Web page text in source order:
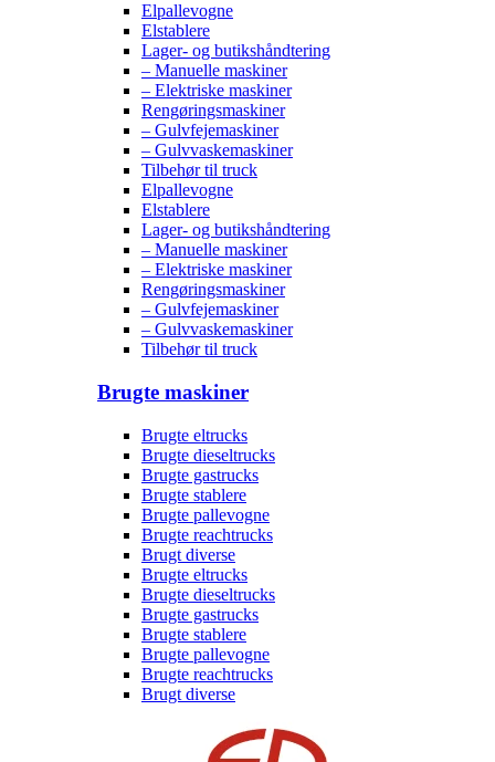
Elpallevogne
Elstablere
Lager- og butikshåndtering
– Manuelle maskiner
– Elektriske maskiner
Rengøringsmaskiner
– Gulvfejemaskiner
– Gulvvaskemaskiner
Tilbehør til truck
Elpallevogne
Elstablere
Lager- og butikshåndtering
– Manuelle maskiner
– Elektriske maskiner
Rengøringsmaskiner
– Gulvfejemaskiner
– Gulvvaskemaskiner
Tilbehør til truck
Brugte maskiner
Brugte eltrucks
Brugte dieseltrucks
Brugte gastrucks
Brugte stablere
Brugte pallevogne
Brugte reachtrucks
Brugt diverse
Brugte eltrucks
Brugte dieseltrucks
Brugte gastrucks
Brugte stablere
Brugte pallevogne
Brugte reachtrucks
Brugt diverse